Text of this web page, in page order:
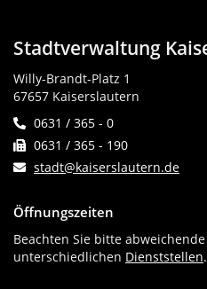
Stadtverwaltung
Willy-Brandt-Platz 1
67657 Kaiserslautern
0631 / 365 - 0
0631 / 365 - 190
stadt@kaiserslautern.de
Öffnungszeiten
Beachten Sie bitte
unterschiedlichen Dienststellen.